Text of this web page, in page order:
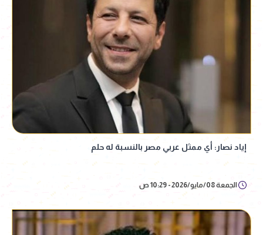
إياد نصار: أي ممثل عربي مصر بالنسبة له حلم
الجمعة 08/مايو/2026 - 10:29 ص